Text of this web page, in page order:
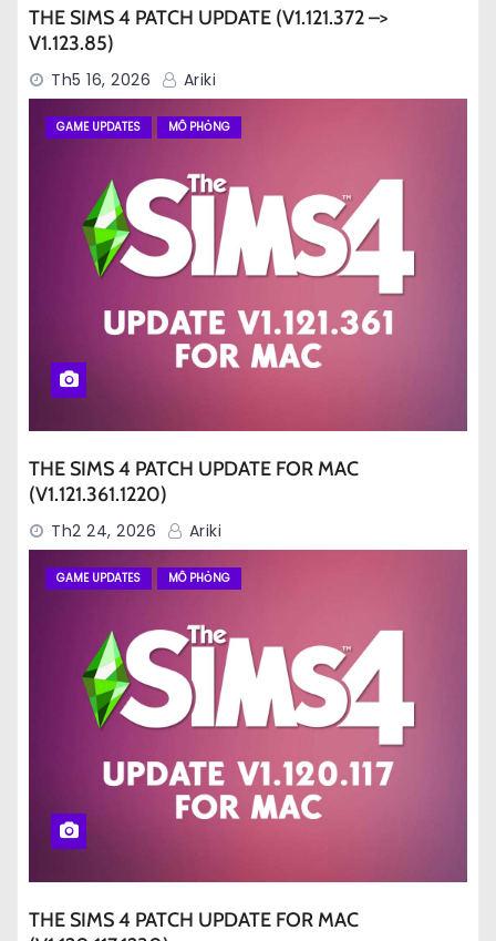
THE SIMS 4 PATCH UPDATE (V1.121.372 –>
V1.123.85)
Th5 16, 2026 Ariki
GAME UPDATES MÔ PHỎNG
THE SIMS 4 PATCH UPDATE FOR MAC
(V1.121.361.1220)
Th2 24, 2026 Ariki
GAME UPDATES MÔ PHỎNG
THE SIMS 4 PATCH UPDATE FOR MAC